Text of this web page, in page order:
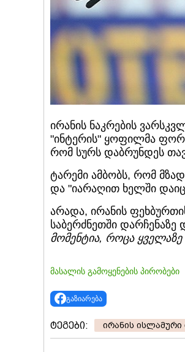
ირანის ნაკრების
"ინტერის" ყოფილმა
რომ სურს დაბრუნდეს
ტარემი ამბობს, რომ
და "იარაღით ხელში
არადა, ირანის
საბერძნეთში
მომენტია, როცა ყველაზე
მასალის გამოყენების პირობები
გაზიარება
ტეგები: ირანის ისლამური